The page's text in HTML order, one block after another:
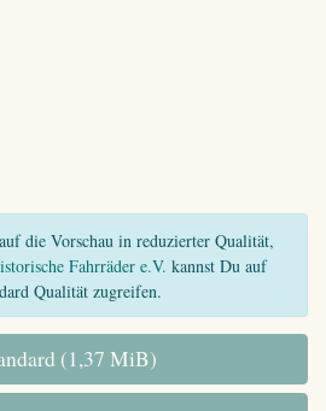
die Vorschau in reduzierter Qualität,
Fahrräder e.V. kannst Du auf
Qualität zugreifen.
(1,37 MiB)